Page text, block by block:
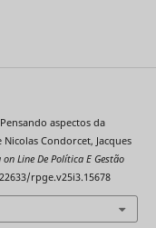
aspectos da
Condorcet, Jacques
on Line De Política E Gestão
rpge.v25i3.15678